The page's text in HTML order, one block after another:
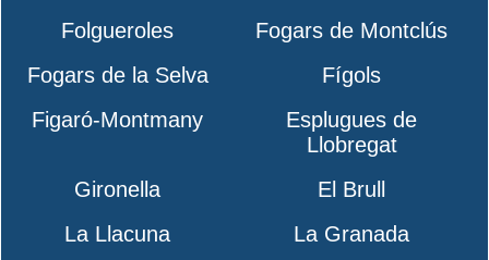
Folgueroles
Fogars de Montclús
Fogars de la Selva
Fígols
Figaró-Montmany
Esplugues de
Llobregat
Gironella
El Brull
La Llacuna
La Granada